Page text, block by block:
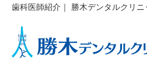
歯科医師紹介｜ 勝木デンタルクリ